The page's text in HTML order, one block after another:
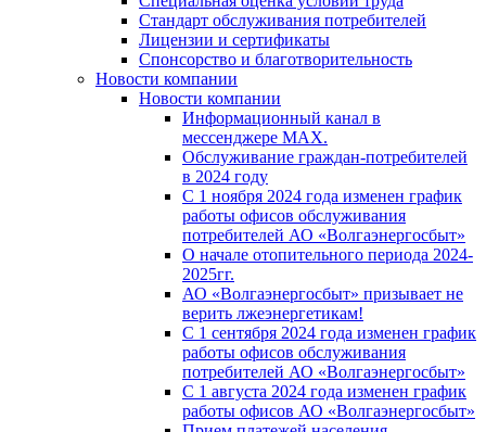
Стандарт обслуживания потребителей
Лицензии и сертификаты
Спонсорство и благотворительность
Новости компании
Новости компании
Информационный канал в
мессенджере MAX.
Обслуживание граждан-потребителей
в 2024 году
С 1 ноября 2024 года изменен график
работы офисов обслуживания
потребителей АО «Волгаэнергосбыт»
О начале отопительного периода 2024-
2025гг.
АО «Волгаэнергосбыт» призывает не
верить лжеэнергетикам!
С 1 сентября 2024 года изменен график
работы офисов обслуживания
потребителей АО «Волгаэнергосбыт»
С 1 августа 2024 года изменен график
работы офисов АО «Волгаэнергосбыт»